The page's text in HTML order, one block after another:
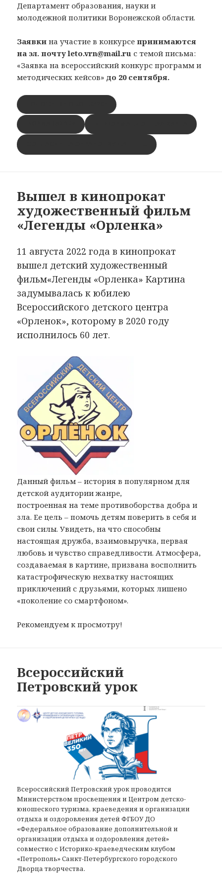
Департамент образования, науки и
молодежной политики Воронежской области.
Заявки на участие в конкурсепринимаются
на эл. почту leto.vrn@mail.ru с темой письма:
«Заявка на всероссийский конкурс программ и
методических кейсов» до 20 сентября.
Вышел в кинопрокат
художественный фильм
«Легенды «Орленка»
11 августа 2022 года в кинопрокат
вышел детский художественный
фильм«Легенды «Орленка» Картина
задумывалась к юбилею
Всероссийского детского центра
«Орленок», которому в 2020 году
исполнилось 60 лет.
Данный фильм – история в популярном для
детской аудитории жанре,
построенная на теме противоборства добра и
зла. Ее цель – помочь детям поверить в себя и
свои силы. Увидеть, на что способны
настоящая дружба, взаимовыручка, первая
любовь и чувство справедливости. Атмосфера,
создаваемая в картине, призвана восполнить
катастрофическую нехватку настоящих
приключений с друзьями, которых лишено
«поколение со смартфоном».
Рекомендуем к просмотру!
Всероссийский
Петровский урок
Всероссийский Петровский урок проводится
Министерством просвещения и Центром детско-
юношеского туризма, краеведения и организации
отдыха и оздоровления детей ФГБОУ ДО
«Федеральное образование дополнительной и
организации отдыха и оздоровления детей»
совместно с Историко-краеведческим клубом
«Петрополь» Санкт-Петербургского городского
Дворца творчества.